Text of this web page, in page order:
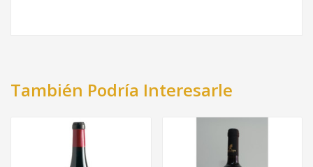
También Podría Interesarle